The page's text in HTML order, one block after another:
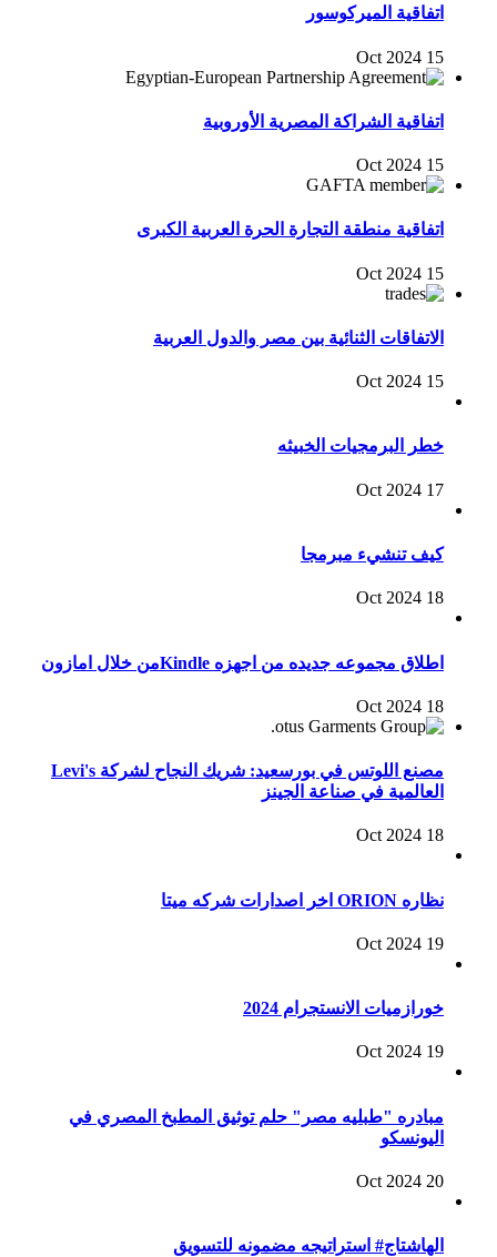
اتفاقية الميركوسور
15 Oct 2024
اتفاقية الشراكة المصرية الأوروبية
15 Oct 2024
اتفاقية منطقة التجارة الحرة العربية الكبرى
15 Oct 2024
الاتفاقات الثنائية بين مصر والدول العربية
15 Oct 2024
خطر البرمجيات الخبيثه
17 Oct 2024
كيف تنشيء مبرمجا
18 Oct 2024
اطلاق مجموعه جديده من اجهزه Kindleمن خلال امازون
18 Oct 2024
مصنع اللوتس في بورسعيد: شريك النجاح لشركة Levi's
العالمية في صناعة الجينز
18 Oct 2024
نظاره ORION اخر اصدارات شركه ميتا
19 Oct 2024
خورازميات الانستجرام 2024
19 Oct 2024
مبادره "طبليه مصر" حلم توثيق المطبخ المصري في
اليونسكو
20 Oct 2024
الهاشتاج# استراتيجه مضمونه للتسويق